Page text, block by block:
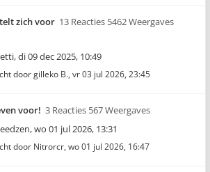
zich voor 13 Reacties 5462 Weergaves
,di 09 dec 2025, 10:49
doorgilleko B., vr 03 jul 2026, 23:45
voor! 3 Reacties 567 Weergaves
,wo 01 jul 2026, 13:31
door Nitrorcr, wo 01 jul 2026, 16:47